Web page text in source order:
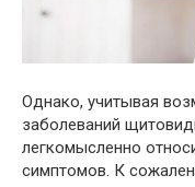
Однако, учитывая
заболеваний
легкомысленно
симптомов. К